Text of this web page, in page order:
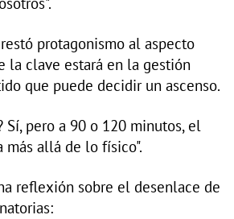
protagonismo al aspecto
la clave estará en la gestión
que puede decidir un ascenso.
Sí, pero a 90 o 120 minutos, el
más allá de lo físico".
reflexión sobre el desenlace de